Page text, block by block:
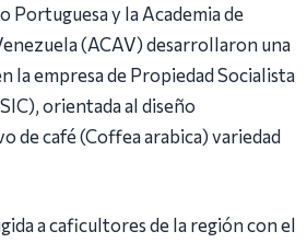
Portuguesa y la Academia de
(ACAV) desarrollaron una
la empresa de Propiedad Socialista
orientada al diseño
de café (Coffea arabica) variedad
a caficultores de la región con el